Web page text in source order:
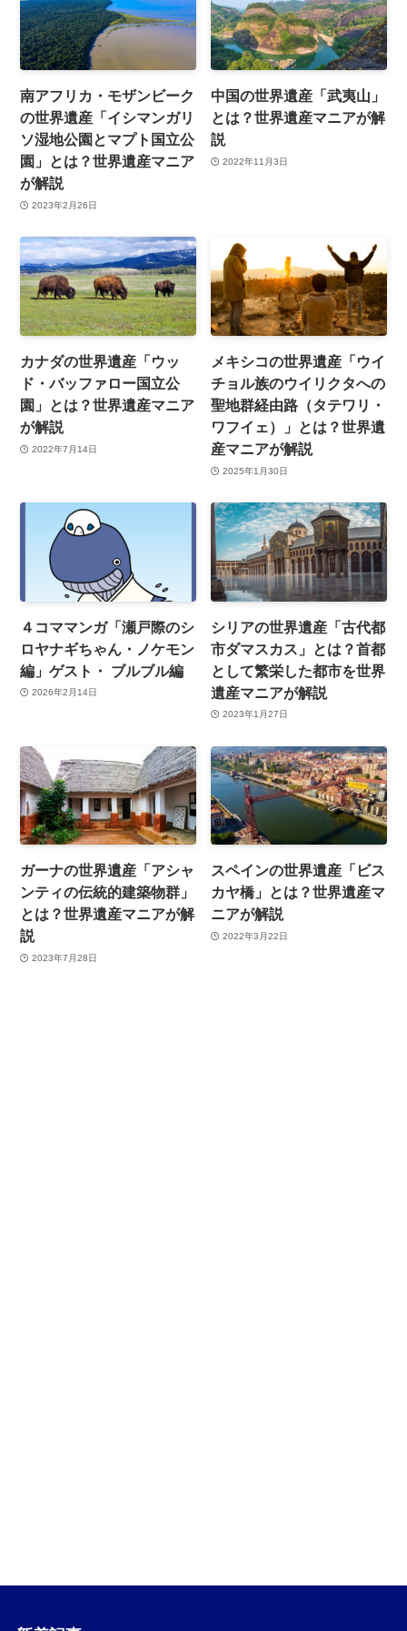
南アフリカ・モザンビーク
の世界遺産「イシマンガリ
ソ湿地公園とマプト国立公
園」とは？世界遺産マニア
が解説
2023年2月26日
中国の世界遺産「武夷山」
とは？世界遺産マニアが解
説
2022年11月3日
カナダの世界遺産「ウッ
ド・バッファロー国立公
園」とは？世界遺産マニア
が解説
2022年7月14日
メキシコの世界遺産「ウイ
チョル族のウイリクタへの
聖地群経由路（タテワリ・
ワフイェ）」とは？世界遺
産マニアが解説
2025年1月30日
４コママンガ「瀬戸際のシ
ロヤナギちゃん・ノケモン
編」ゲスト・ ブルブル編
2026年2月14日
シリアの世界遺産「古代都
市ダマスカス」とは？首都
として繁栄した都市を世界
遺産マニアが解説
2023年1月27日
ガーナの世界遺産「アシャ
ンティの伝統的建築物群」
とは？世界遺産マニアが解
説
2023年7月28日
スペインの世界遺産「ビス
カヤ橋」とは？世界遺産マ
ニアが解説
2022年3月22日